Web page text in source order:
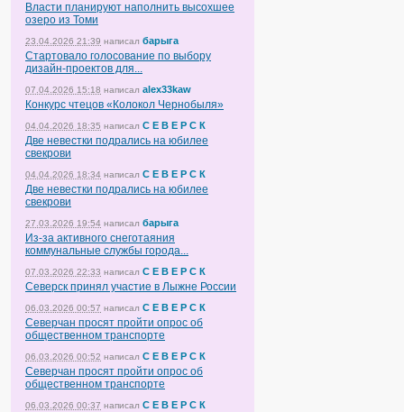
Власти планируют наполнить высохшее
озеро из Томи
23.04.2026 21:39 написал барыга
Стартовало голосование по выбору
дизайн-проектов для...
07.04.2026 15:18 написал alex33kaw
Конкурс чтецов «Колокол Чернобыля»
04.04.2026 18:35 написал С Е В Е Р С К
Две невестки подрались на юбилее
свекрови
04.04.2026 18:34 написал С Е В Е Р С К
Две невестки подрались на юбилее
свекрови
27.03.2026 19:54 написал барыга
Из-за активного снеготаяния
коммунальные службы города...
07.03.2026 22:33 написал С Е В Е Р С К
Северск принял участие в Лыжне России
06.03.2026 00:57 написал С Е В Е Р С К
Северчан просят пройти опрос об
общественном транспорте
06.03.2026 00:52 написал С Е В Е Р С К
Северчан просят пройти опрос об
общественном транспорте
06.03.2026 00:37 написал С Е В Е Р С К